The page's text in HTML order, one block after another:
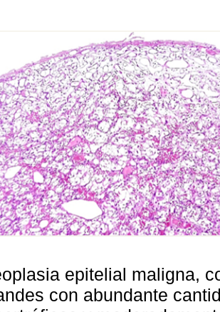
epitelial maligna,
con abundante